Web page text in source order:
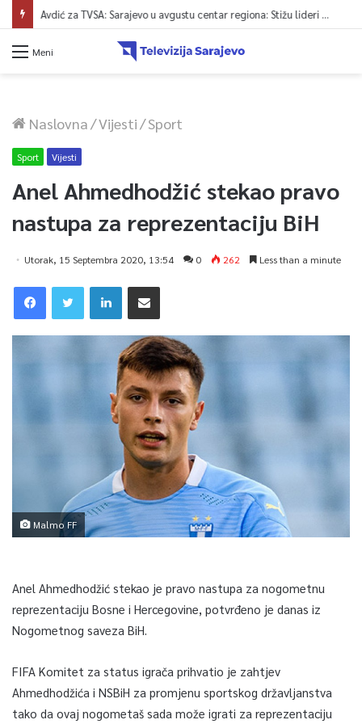
Avdić za TVSA: Sarajevo u avgustu centar regiona: Stižu lideri evropskih gradova
Meni
Naslovna/Vijesti/Sport
Sport Vijesti
Anel Ahmedhodžić stekao pravo
nastupa za reprezentaciju BiH
Utorak, 15 Septembra 2020, 13:54 0 262 Less than a minute
Malmo FF
Anel Ahmedhodžić stekao je pravo nastupa za nogometnu
reprezentaciju Bosne i Hercegovine, potvrđeno je danas iz
Nogometnog saveza BiH.
FIFA Komitet za status igrača prihvatio je zahtjev
Ahmedhodžića i NSBiH za promjenu sportskog državljanstva
tako da ovaj nogometaš sada može igrati za reprezentaciju